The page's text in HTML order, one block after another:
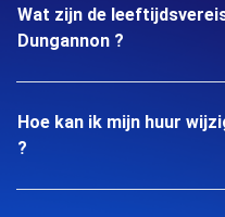
Wat zijn de
Dungannon ?
Hoe kan ik mijn huur
?